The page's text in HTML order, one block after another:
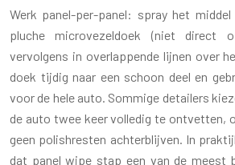
Werk panel-per-panel: spray het
pluche microvezeldoek (niet direct
vervolgens in overlappende lijnen over
doek tijdig naar een schoon deel en
voor de hele auto. Sommige detailers
de auto twee keer volledig te ontvetten,
geen polishresten achterblijven. In
dat panel wipe stap een van de meest